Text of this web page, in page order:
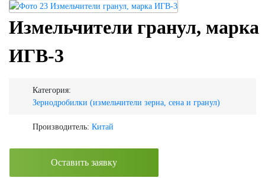
Измельчители гранул, марка
ИГВ-3
Категория:
Зернодробилки (измельчители зерна, сена и гранул)
Производитель: Китай
Оставить заявку